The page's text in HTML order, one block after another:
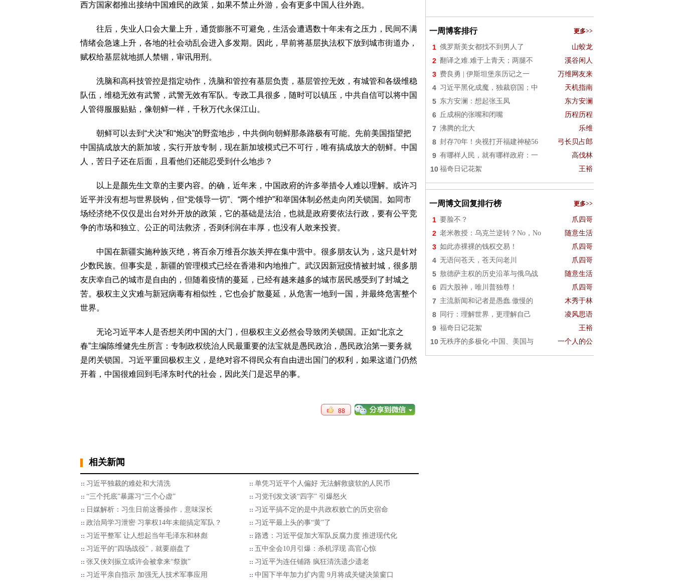
西方国家都推出接纳中国难民的政策，如果不禁止外游，会有更多中国人往外跑。
往后，失业人口会大量上升，通货膨胀不可避免，生活会遭遇数十年未有之压力，民间不满
情绪会急速上升，各地的社会动乱会进入多发期。因此，早前将基层执法权下放到城市街道办，
赋权给基层就地抓人禁锢，审讯用刑。
洗脑和高科技管控是指定动作，洗脑和管控有基层负责，基层管控无效，有城管和各级维稳
队伍，维稳无效有武警，武警无效有军队。专政工具很多，随时可以镇压，中共自信可以将中国
人管得服服贴贴，像朝鲜一样，千秋万代永保江山。
朝鲜可以去到“犬决”和“炮决”的野蛮地步，中共倒向朝鲜那条路极有可能。先前美国指望把
中国搞成放大的新加坡，实行开放专制，现在新加坡模式已不可行，唯有搞成放大的朝鲜。中国
人，苦日子还在后面，且看他们还能忍受到什么地步？
以上是颜先生文章的主要内容。的确，近年来，中国政府的许多举措令人难以理解。或许习
近平并没有想与世界脱钩，但“党领导一切”、“两个维护”和举国体制必然走向闭关锁国。如同市
场经济绝不仅仅是出台对外开放的政策，它的基础是法治，也就是政府要依法行政，要有公平竞
争的市场和独立、公正的司法救济，否则利润在丰厚，也没有人敢来投资。
中国在新疆实施种族灭绝，将百余万维吾尔族关押在集中营中。很多朋友认为，这只是针对
少数民族。但事实是，新疆的管理模式已经在香港和内地推广。武汉因新冠疫情被封城，很多朋
友庆幸自己的城市是自由的，但随着疫情的蔓延，已经有越来越多的城市居民感受到了封城之
苦。极权主义灾难与新冠病毒有相似性，它也会扩散蔓延，从危害一地到一国，并最终危害整个
世界。
无论习近平本人是否想关闭中国的大门，但极权主义必然会导致闭关锁国。正如“北京之
春”主编陈维健先生所言：专制政权统治人民最重要的法宝就是愚民政治，愚民政治第一要务就
是闭关锁国。习近平重回极权主义，是绝对容不得民众有自由进出国门的权利，如果这道门仍然
开着，中国很难回到毛泽东时代的社会，因此关门是迟早的事。
88
相关新闻
习近平独裁的难处和大清洗
单凭习近平个人偏好 无法解救疲软的人民币
“三个托底”暴露习“三个心虚”
习党刊发文谈“四字” 引爆怒火
日媒解析：习生日前这番操作，意味深长
习近平搞不定的是中共政权败亡的历史宿命
政治局学习泄密 习掌权14年未能搞定军队？
习近平最上头的事“黄”了
习近平整军 让人想起当年毛泽东和林彪
路透：习近平促加大军队反腐力度 推进现代化
习近平的“四场战役”，就要崩盘了
五中全会10月引爆：杀机浮现 高官心惊
张又侠刘振立或许会被拿来“祭旗”
习近平为连任铺路 疯狂清洗遗少遗老
习近平亲自指示 加强无人技术军事应用
中国下半年加力扩内需 9月将成关键决策窗口
一周博客排行 更多>>
1 俄罗斯美女都找不到男人了 山蛟龙
2 翻译之难.难于上青天；两腿不 溪谷闲人
3 费良勇 | 伊斯坦堡亲历记之一 万维网友来
4 习近平黑化成魔，独裁窃国；中 天机指南
5 东方安澜：想起张玉凤 东方安澜
6 丘成桐的张嘴和闭嘴 历程历程
7 沸腾的北大 乐维
8 封存70年！央视打开福建神秘56 弓长贝占郎
9 有哪样人民，就有哪样政府：一 高伐林
10 福奇日记花絮 王裕
一周博文回复排行榜 更多>>
1 要脸不？ 爪四哥
2 老米教授：乌克兰逆转？No，No 随意生活
3 如此赤裸裸的钱权交易！ 爪四哥
4 无语问苍天，苍天问老川 爪四哥
5 敖德萨主权的历史沿革与俄乌战 随意生活
6 四大股神，唯川普独尊！ 爪四哥
7 主流新闻和记者是愚蠢.傲慢的 木秀于林
8 同行：理解世界，更理解自己 凌风思语
9 福奇日记花絮 王裕
10 无秩序的多极化-中国、美国与 一个人的公